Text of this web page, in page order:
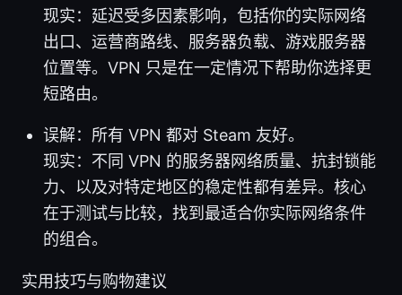
现实：延迟受多因素影响，包括你的实际网络
出口、运营商路线、服务器负载、游戏服务器
位置等。VPN 只是在一定情况下帮助你选择更
短路由。
误解：所有 VPN 都对 Steam 友好。
现实：不同 VPN 的服务器网络质量、抗封锁能
力、以及对特定地区的稳定性都有差异。核心
在于测试与比较，找到最适合你实际网络条件
的组合。
实用技巧与购物建议